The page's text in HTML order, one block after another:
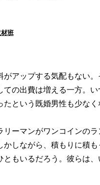
班
アップする気配もない。
ての出費は増える一方。
たという既婚男性も少なく
ーマンがワンコインの
かしながら、積もりに積
ともいるだろう。彼らは